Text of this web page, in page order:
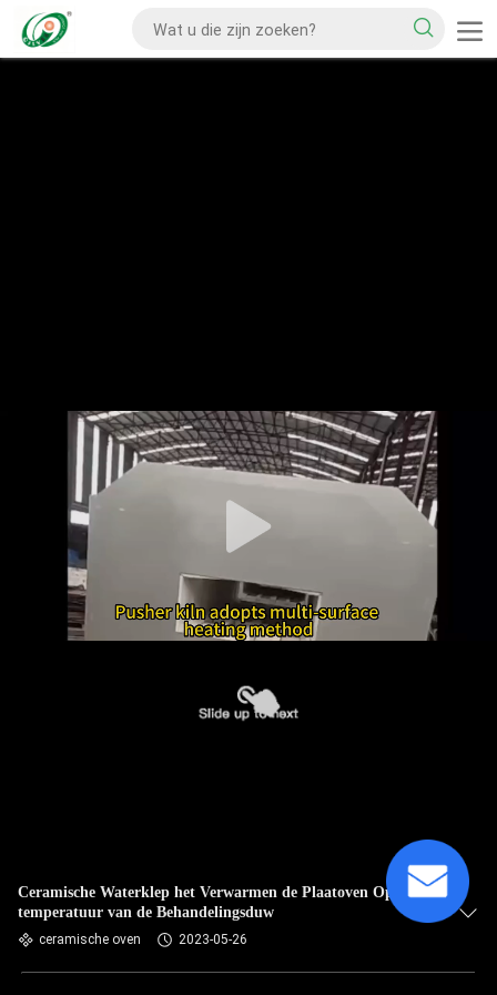
Ceramische Waterklep het Verwarmen de Plaatoven Op hoge
temperatuur van de Behandelingsduw
ceramische oven 2023-05-26